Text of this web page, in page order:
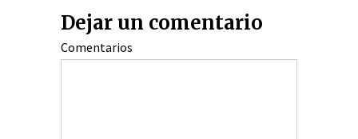
Dejar un comentario
Comentarios